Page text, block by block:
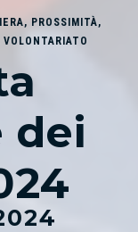
, PROSSIMITÀ,
VOLONTARIATO
dei